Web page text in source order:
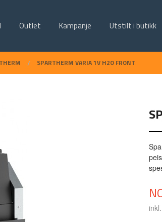
Outlet Kampanje Utstilt i butikk
SPARTHERM VARIA 1V H2O FRONT